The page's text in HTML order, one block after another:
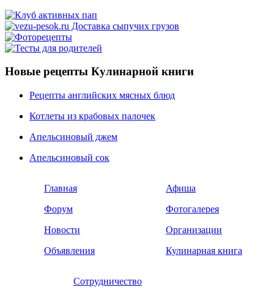
Новые рецепты Кулинарной книги
Рецепты английских мясных блюд
Котлеты из крабовых палочек
Апельсиновый джем
Апельсиновый сок
Главная
Форум
Новости
Объявления
Афиша
Фотогалерея
Организации
Кулинарная книга
Сотрудничество